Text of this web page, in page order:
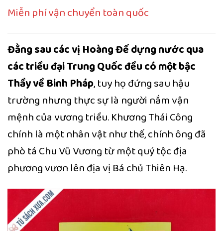
Miễn phí vận chuyển toàn quốc
Đằng sau các vị Hoàng Đế dựng nước qua
các triều đại Trung Quốc đều có một bậc
Thầy về Binh Pháp, tuy họ đứng sau hậu
trường nhưng thực sự là người nắm vận
mệnh của vương triều. Khương Thái Công
chính là một nhân vật như thế, chính ông đã
phò tá Chu Vũ Vương từ một quý tộc địa
phương vươn lên địa vị Bá chủ Thiên Hạ.